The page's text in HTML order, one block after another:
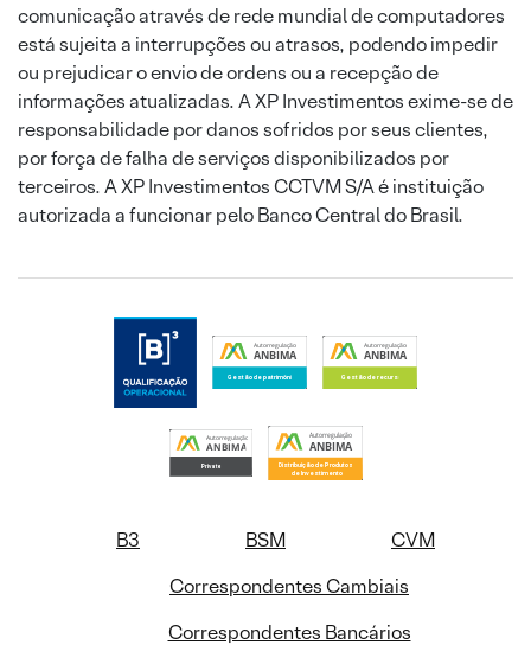
comunicação através de rede mundial de computadores
está sujeita a interrupções ou atrasos, podendo impedir
ou prejudicar o envio de ordens ou a recepção de
informações atualizadas. A XP Investimentos exime-se de
responsabilidade por danos sofridos por seus clientes,
por força de falha de serviços disponibilizados por
terceiros. A XP Investimentos CCTVM S/A é instituição
autorizada a funcionar pelo Banco Central do Brasil.
B3 BSM
CVM
Correspondentes Cambiais
Correspondentes Bancários